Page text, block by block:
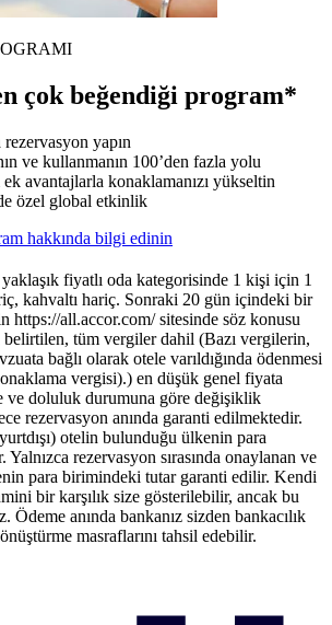
çok beğendiği program*
yapın
ve kullanmanın 100’den fazla yolu
avantajlarla konaklamanızı yükseltin
özel global etkinlik
hakkında bilgi edinin
fiyatlı oda kategorisinde 1 kişi için 1
kahvaltı hariç. Sonraki 20 gün içindeki bir
https://all.accor.com/ sitesinde söz konusu
tüm vergiler dahil (Bazı vergilerin,
bağlı olarak otele varıldığında ödenmesi
vergisi).) en düşük genel fiyata
ve doluluk durumuna göre değişiklik
rezervasyon anında garanti edilmektedir.
otelin bulunduğu ülkenin para
rezervasyon sırasında onaylanan ve
para birimindeki tutar garanti edilir. Kendi
bir karşılık size gösterilebilir, ancak bu
Ödeme anında bankanız sizden bankacılık
masraflarını tahsil edebilir.